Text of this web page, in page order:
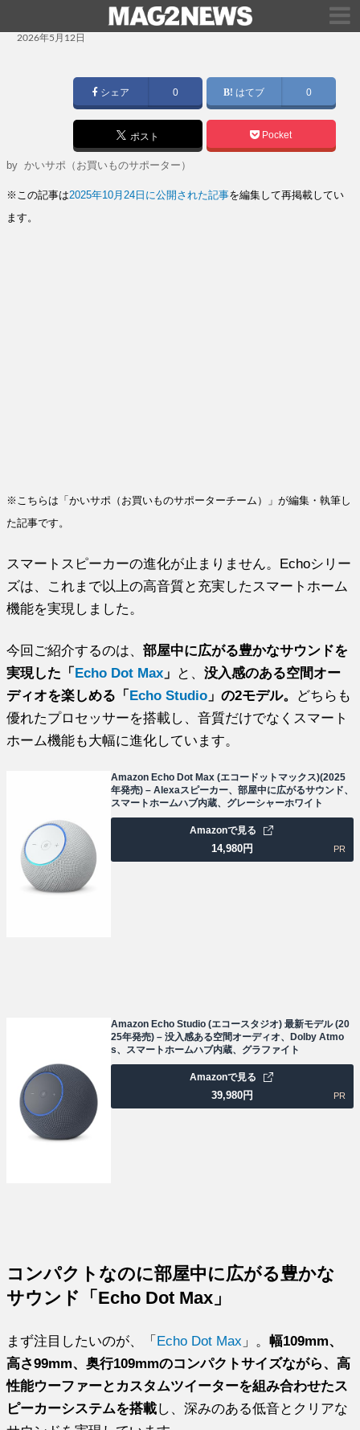
投
2026年5月12日
シェア 0 はてブ 0
ポスト Pocket
byかいサポ（お買いものサポーター）
※この記事は2025年10月24日に公開された記事を編集して再掲載してい
ます。
※こちらは「かいサポ（お買いものサポーターチーム）」が編集・執筆し
た記事です。
スマートスピーカーの進化が止まりません。Echoシリー
ズは、これまで以上の高音質と充実したスマートホーム
機能を実現しました。
今回ご紹介するのは、部屋中に広がる豊かなサウンドを
実現した「 Echo Dot Max 」 と、没入感のある空間オー
ディオを楽しめる「 Echo Studio 」の2モデル。 どちらも
優れたプロセッサーを搭載し、音質だけでなくスマート
ホーム機能も大幅に進化しています。
Amazon Echo Dot Max (エコードットマックス)(2025
年発売) – Alexaスピーカー、部屋中に広がるサウンド、
スマートホームハブ内蔵、グレーシャーホワイト
14,980円
Amazonで見る
PR
Amazon Echo Studio (エコースタジオ) 最新モデル (20
25年発売) – 没入感ある空間オーディオ、Dolby Atmo
s、スマートホームハブ内蔵、グラファイト
39,980円
Amazonで見る
PR
コンパクトなのに部屋中に広がる豊かな
サウンド「Echo Dot Max」
まず注目したいのが、「 Echo Dot Max 」。幅109mm、
高さ99mm、奥行109mmのコンパクトサイズながら、高
性能ウーファーとカスタムツイーターを組み合わせたス
ピーカーシステムを搭載し、深みのある低音とクリアな